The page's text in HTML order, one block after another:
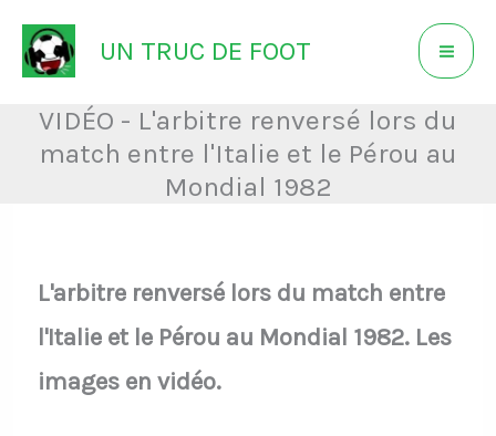
Aller
au
contenu
UN TRUC DE FOOT
VIDÉO - L'arbitre renversé lors du
match entre l'Italie et le Pérou au
Mondial 1982
L'arbitre renversé lors du match entre
l'Italie et le Pérou au Mondial 1982. Les
images en vidéo.